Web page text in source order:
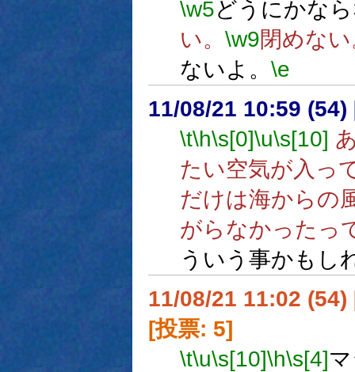
\w5どうにかな
い。 \w9閉めな
ないよ。 \e
11/08/21 10:59 (54)
\t\h\s[0]\u\s[10]
たい空気が入っ
だけは海からの
がらなかったっ
ういう事かもし
11/08/21 11:02 (54)
[投票: 5]
\t\u\s[10]\h\s[4]